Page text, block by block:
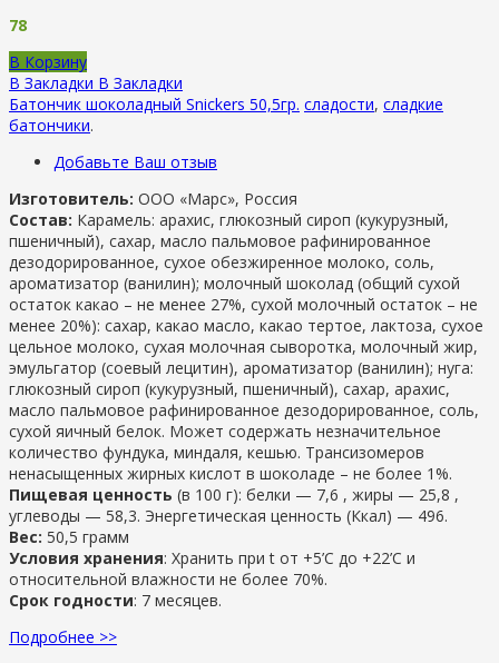
78
В Корзину
В Закладки В Закладки
Батончик шоколадный Snickers 50,5гр. сладости, сладкие
батончики.
Добавьте Ваш отзыв
Изготовитель: ООО «Марс», Россия
Состав: Карамель: арахис, глюкозный сироп (кукурузный,
пшеничный), сахар, масло пальмовое рафинированное
дезодорированное, сухое обезжиренное молоко, соль,
ароматизатор (ванилин); молочный шоколад (общий сухой
остаток какао – не менее 27%, сухой молочный остаток – не
менее 20%): сахар, какао масло, какао тертое, лактоза, сухое
цельное молоко, сухая молочная сыворотка, молочный жир,
эмульгатор (соевый лецитин), ароматизатор (ванилин); нуга:
глюкозный сироп (кукурузный, пшеничный), сахар, арахис,
масло пальмовое рафинированное дезодорированное, соль,
сухой яичный белок. Может содержать незначительное
количество фундука, миндаля, кешью. Трансизомеров
ненасыщенных жирных кислот в шоколаде – не более 1%.
Пищевая ценность (в 100 г): белки — 7,6 , жиры — 25,8 ,
углеводы — 58,3. Энергетическая ценность (Ккал) — 496.
Вес: 50,5 грамм
Условия хранения: Хранить при t от +5’C до +22’C и
относительной влажности не более 70%.
Срок годности: 7 месяцев.
Подробнее >>